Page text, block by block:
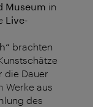
Museum in
Live-
brachten
die Dauer
Werke aus
des